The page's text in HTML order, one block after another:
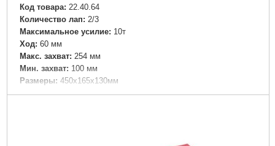
Код товара: 22.40.64
Количество лап: 2/3
Максимальное усилие: 10т
Ход: 60 мм
Макс. захват: 254 мм
Мин. захват: 100 мм
Размеры: 450x165x130мм
Длина: 200мм